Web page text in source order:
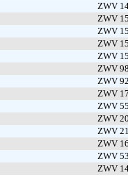
ZWV
ZWV
ZWV
ZWV
ZWV
ZWV 98
ZWV 92
ZWV
ZWV 55
ZWV
ZWV
ZWV
ZWV 53
ZWV